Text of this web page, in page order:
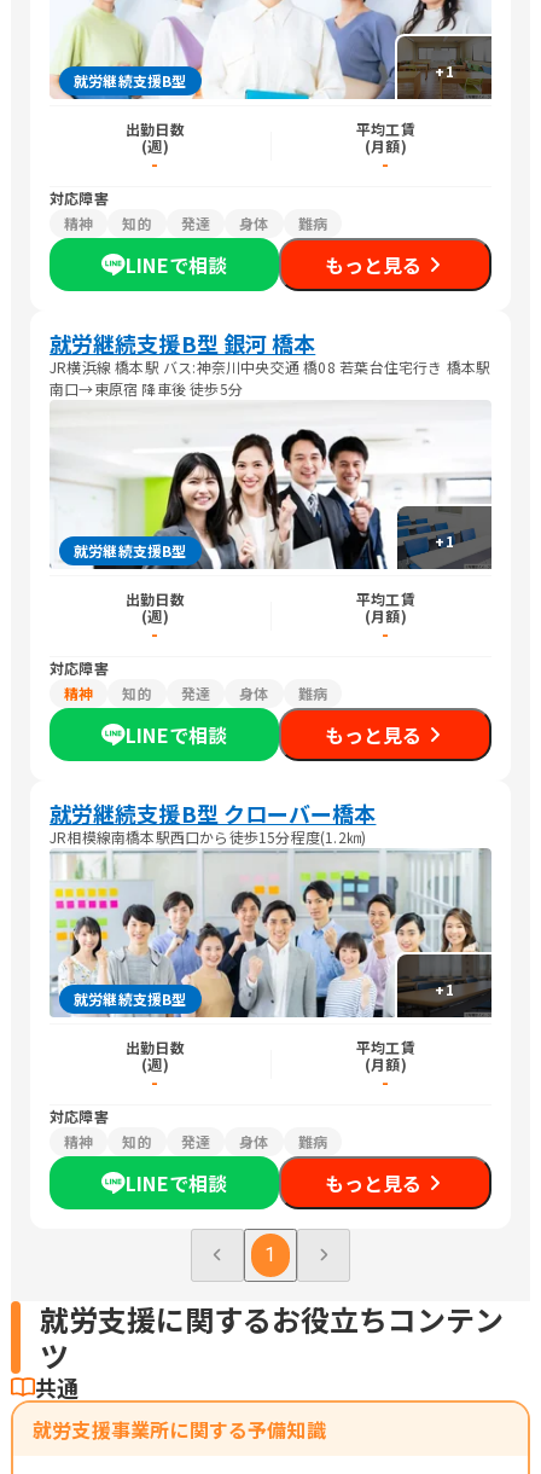
+1
就労継続支援B型
出勤日数
(週)
-
平均工賃
(月額)
-
対応障害
精神
知的 発達 身体 難病
LINEで相談 もっと見る
就労継続支援B型 銀河 橋本
JR横浜線 橋本駅 バス:神奈川中央交通 橋08 若葉台住宅行き 橋本駅
南口→東原宿 降車後 徒歩5分
+1
就労継続支援B型
出勤日数
(週)
-
平均工賃
(月額)
-
対応障害
精神
知的 発達 身体 難病
LINEで相談 もっと見る
就労継続支援B型 クローバー橋本
JR相模線南橋本駅西口から徒歩15分程度(1.2㎞)
+1
就労継続支援B型
出勤日数
(週)
-
平均工賃
(月額)
-
対応障害
精神
知的 発達 身体 難病
LINEで相談 もっと見る
1
就労支援に関するお役立ちコンテン
ツ
共通
就労支援事業所に関する予備知識